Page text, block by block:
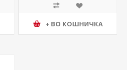
+ ВО КОШНИЧКА